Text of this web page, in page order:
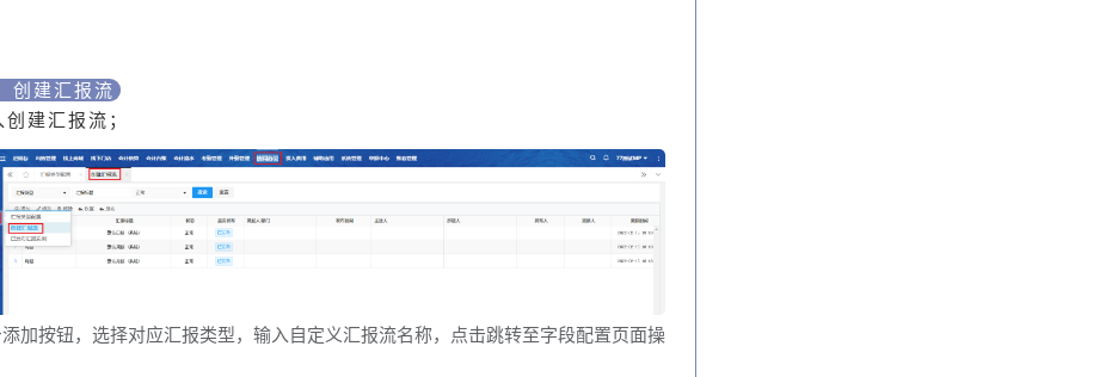
创建汇报流
建汇报流；
添加按钮，选择对应汇报类型，输入自定义汇报流名称，点击跳转至字段配置页面操